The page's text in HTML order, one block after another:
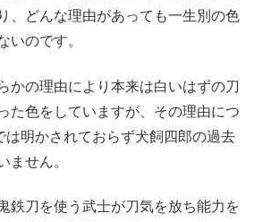
、どんな理由があっても一生別の色
いのです。
かの理由により本来は白いはずの刀
た色をしていますが、その理由につ
は明かされておらず犬飼四郎の過去
ません。
鉄刀を使う武士が刀気を放ち能力を